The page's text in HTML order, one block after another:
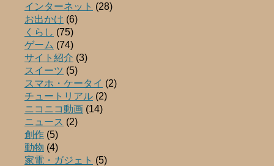
インターネット (28)
お出かけ (6)
くらし (75)
ゲーム (74)
サイト紹介 (3)
スイーツ (5)
スマホ・ケータイ (2)
チュートリアル (2)
ニコニコ動画 (14)
ニュース (2)
創作 (5)
動物 (4)
家電・ガジェト (5)